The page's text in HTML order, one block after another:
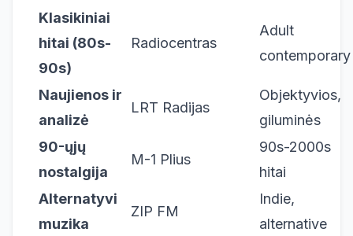
Klasikiniai
hitai (80s-
90s)
Radiocentras
Adult
contemporary
Naujienos ir
analizė
LRT Radijas
Objektyvios,
giluminės
90-ųjų
nostalgija
M-1 Plius
90s-2000s
hitai
Alternatyvi
muzika
ZIP FM
Indie,
alternative